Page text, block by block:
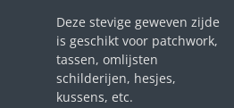
Deze stevige geweven zijde
is geschikt voor patchwork,
tassen, omlijsten
schilderijen, hesjes,
kussens, etc.